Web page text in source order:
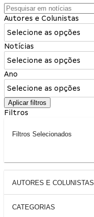
Autores e Colunistas
Selecione as opções
Notícias
Selecione as opções
Ano
Selecione as opções
Aplicar filtros
Filtros
Filtros Selecionados
AUTORES E COLUNISTAS
CATEGORIAS